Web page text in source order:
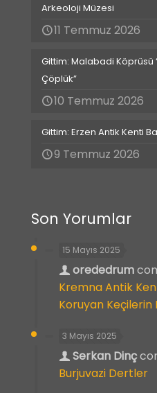
Arkeoloji Müzesi
11 Temmuz 2026
Gittim: Malabadi Köprüsü
Çöplük”
10 Temmuz 2026
Gittim: Erzen Antik Kenti
9 Temmuz 2026
Son Yorumlar
15 Mayıs 2025
orededrum
Kremna Antik
Koruyan Keçilerin
3 Mayıs 2025
Serkan Dinç
Burjuvazi Dertler